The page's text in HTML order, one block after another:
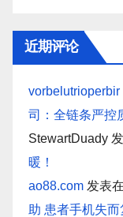
近期评论
vorbelutrioperbir
司：全链条严控
StewartDuady
暖！
ao88.com 发表在
助 患者手机失而